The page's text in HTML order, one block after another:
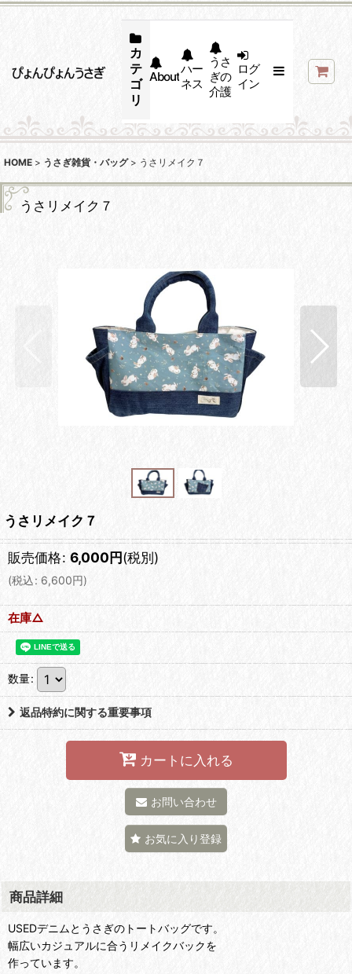
カ
テ
ゴ
リ
Aboutハー
ネス
うさ
ぎの
介護
ログ
イン
HOME > うさぎ雑貨・バッグ > うさリメイク７
うさリメイク７
うさリメイク７
販売価格: 6,000円(税別)
(税込: 6,600円)
在庫△
数量:
返品特約に関する重要事項
カートに入れる
お問い合わせ
お気に入り登録
商品詳細
USEDデニムとうさぎのトートバッグです。
幅広いカジュアルに合うリメイクバックを
作っています。